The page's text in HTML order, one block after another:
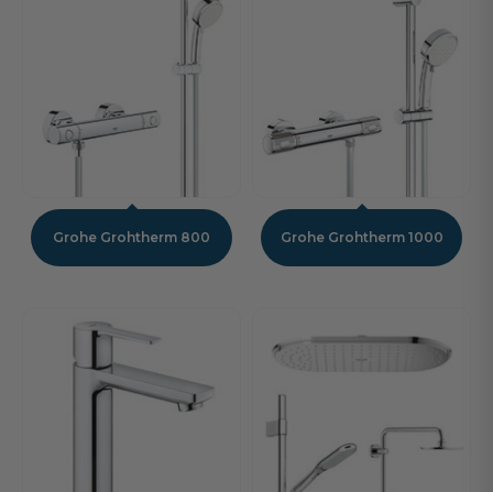
Grohe Grohtherm 800 Grohe Grohtherm 1000